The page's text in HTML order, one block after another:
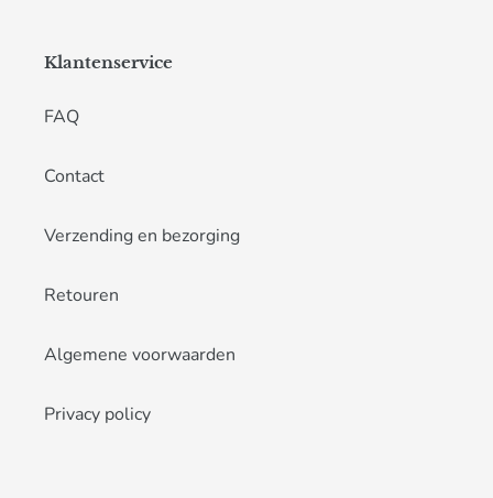
Klantenservice
FAQ
Contact
Verzending en bezorging
Retouren
Algemene voorwaarden
Privacy policy